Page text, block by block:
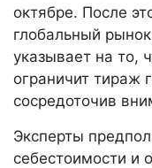
октябре. После
глобальный
указывает на то,
ограничит тираж
сосредоточив
Эксперты
себестоимости и